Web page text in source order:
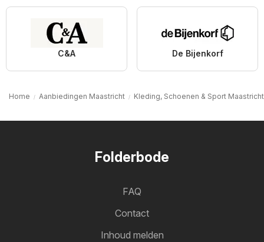
C&A De Bijenkorf
Home Aanbiedingen Maastricht Kleding, Schoenen & Sport Maastricht
Folderbode
FAQ
Contact
Inhoud melden